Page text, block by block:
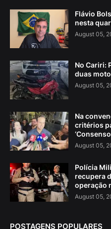
Flávio
nesta
August 05,
No Cariri:
duas
August 05,
Na
critérios
August 05,
Polícia
recupera
operação
August 05,
POSTAGENS POPULARES